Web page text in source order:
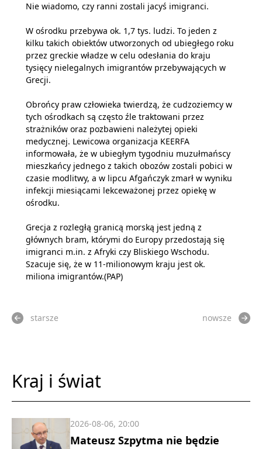
Nie wiadomo, czy ranni zostali jacyś imigranci.
W ośrodku przebywa ok. 1,7 tys. ludzi. To jeden z
kilku takich obiektów utworzonych od ubiegłego roku
przez greckie władze w celu odesłania do kraju
tysięcy nielegalnych imigrantów przebywających w
Grecji.
Obrońcy praw człowieka twierdzą, że cudzoziemcy w
tych ośrodkach są często źle traktowani przez
strażników oraz pozbawieni należytej opieki
medycznej. Lewicowa organizacja KEERFA
informowała, że w ubiegłym tygodniu muzułmańscy
mieszkańcy jednego z takich obozów zostali pobici w
czasie modlitwy, a w lipcu Afgańczyk zmarł w wyniku
infekcji miesiącami lekceważonej przez opiekę w
ośrodku.
Grecja z rozległą granicą morską jest jedną z
głównych bram, którymi do Europy przedostają się
imigranci m.in. z Afryki czy Bliskiego Wschodu.
Szacuje się, że w 11-milionowym kraju jest ok.
miliona imigrantów.(PAP)
starsze nowsze
Kraj i świat
Mateusz Szpytma nie będzie
2026-08-06, 20:00